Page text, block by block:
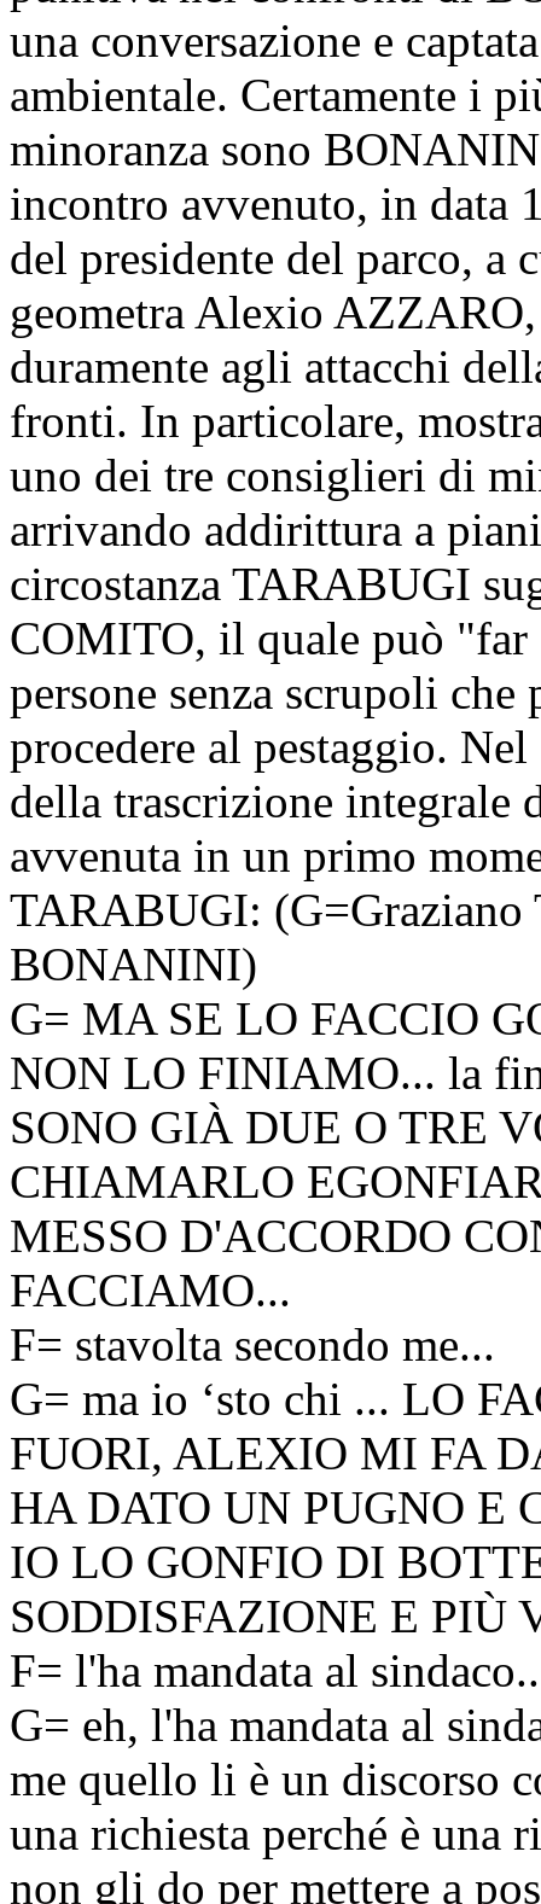
una conversazione e
ambientale. Certamente i
minoranza sono
incontro avvenuto, in data
del presidente del parco, a
geometra Alexio
duramente agli attacchi
fronti. In particolare,
uno dei tre consiglieri di
arrivando addirittura a
circostanza TARABUGI
COMITO, il quale può "far
persone senza scrupoli
procedere al pestaggio.
della trascrizione integrale
avvenuta in un primo
TARABUGI:
BONANINI)
G= MA SE LO FACCIO
NON LO FINIAMO... la
SONO GIÀ DUE O TRE
CHIAMARLO
MESSO D'ACCORDO
FACCIAMO...
F= stavolta secondo me...
G= ma io ‘sto chi ... LO
FUORI, ALEXIO MI FA
HA DATO UN PUGNO E
IO LO GONFIO DI
SODDISFAZIONE E
F= l'ha mandata al
G= eh, l'ha mandata al
me quello li è un discorso
una richiesta perché è una
non gli do per mettere a